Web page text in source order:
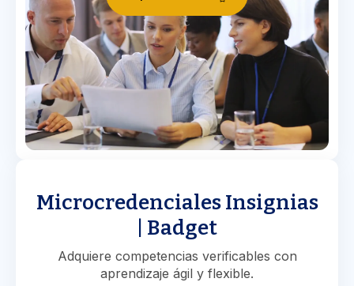
Microcredenciales Insignias
| Badget
Adquiere competencias verificables con
aprendizaje ágil y flexible.